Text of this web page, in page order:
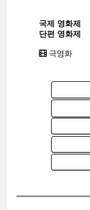
국제 영화제
단편 영화제
극영화